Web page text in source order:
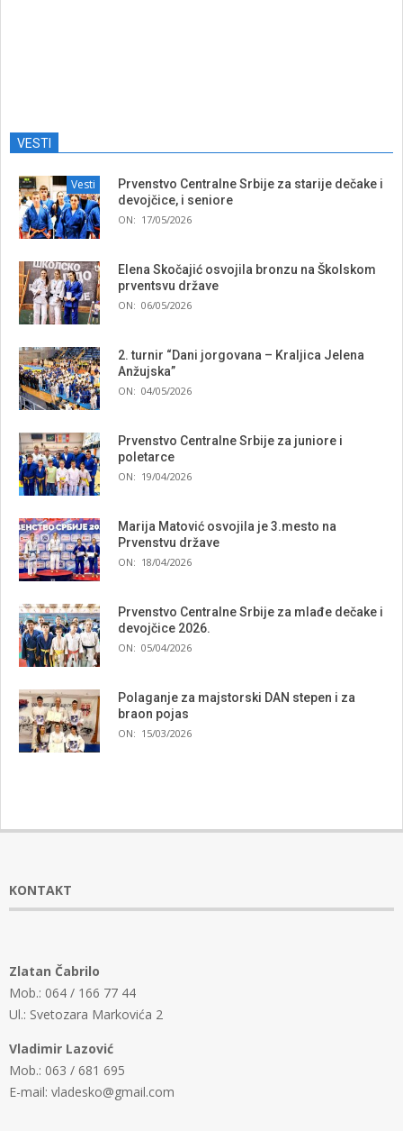
VESTI
Vesti
Prvenstvo Centralne Srbije za starije dečake i
devojčice, i seniore
ON: 17/05/2026
Elena Skočajić osvojila bronzu na Školskom
prventsvu države
ON: 06/05/2026
2. turnir “Dani jorgovana – Kraljica Jelena
Anžujska”
ON: 04/05/2026
Prvenstvo Centralne Srbije za juniore i
poletarce
ON: 19/04/2026
Marija Matović osvojila je 3.mesto na
Prvenstvu države
ON: 18/04/2026
Prvenstvo Centralne Srbije za mlađe dečake i
devojčice 2026.
ON: 05/04/2026
Polaganje za majstorski DAN stepen i za
braon pojas
ON: 15/03/2026
KONTAKT
Zlatan Čabrilo
Mob.: 064 / 166 77 44
Ul.: Svetozara Markovića 2
Vladimir Lazović
Mob.: 063 / 681 695
E-mail: vladesko@gmail.com